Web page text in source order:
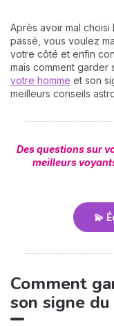
Après avoir mal
passé, vous voulez
votre côté et enfin
mais comment garder
votre homme et son
meilleurs conseils
Des questions sur
meilleurs
💫
Comment
son signe du